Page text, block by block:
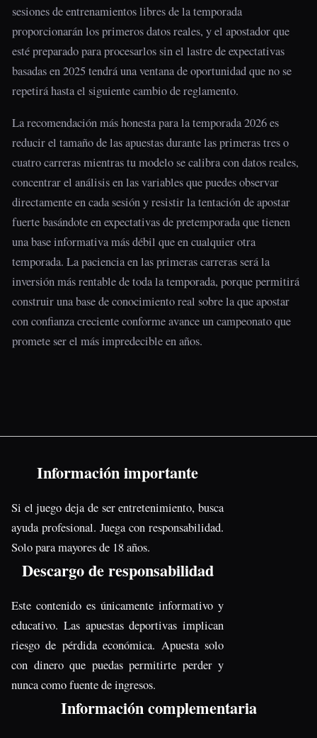
sesiones de entrenamientos libres de la temporada
proporcionarán los primeros datos reales, y el apostador que
esté preparado para procesarlos sin el lastre de expectativas
basadas en 2025 tendrá una ventana de oportunidad que no se
repetirá hasta el siguiente cambio de reglamento.
La recomendación más honesta para la temporada 2026 es
reducir el tamaño de las apuestas durante las primeras tres o
cuatro carreras mientras tu modelo se calibra con datos reales,
concentrar el análisis en las variables que puedes observar
directamente en cada sesión y resistir la tentación de apostar
fuerte basándote en expectativas de pretemporada que tienen
una base informativa más débil que en cualquier otra
temporada. La paciencia en las primeras carreras será la
inversión más rentable de toda la temporada, porque permitirá
construir una base de conocimiento real sobre la que apostar
con confianza creciente conforme avance un campeonato que
promete ser el más impredecible en años.
Información importante
Si el juego deja de ser entretenimiento, busca
ayuda profesional. Juega con responsabilidad.
Solo para mayores de 18 años.
Descargo de responsabilidad
Este contenido es únicamente informativo y
educativo. Las apuestas deportivas implican
riesgo de pérdida económica. Apuesta solo
con dinero que puedas permitirte perder y
nunca como fuente de ingresos.
Información complementaria